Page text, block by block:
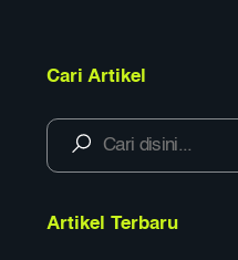
Cari Artikel
Artikel Terbaru